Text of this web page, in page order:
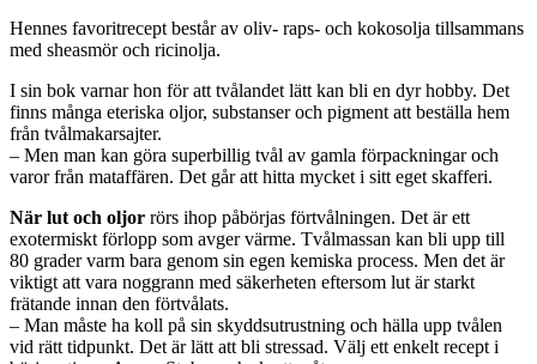
Hennes favoritrecept består av oliv- raps- och kokosolja tillsammans
med sheasmör och ricinolja.
I sin bok varnar hon för att tvålandet lätt kan bli en dyr hobby. Det
finns många eteriska oljor, substanser och pigment att beställa hem
från tvålmakarsajter.
– Men man kan göra superbillig tvål av gamla förpackningar och
varor från mataffären. Det går att hitta mycket i sitt eget skafferi.
När lut och oljor rörs ihop påbörjas förtvålningen. Det är ett
exotermiskt förlopp som avger värme. Tvålmassan kan bli upp till
80 grader varm bara genom sin egen kemiska process. Men det är
viktigt att vara noggrann med säkerheten eftersom lut är starkt
frätande innan den förtvålats.
– Man måste ha koll på sin skyddsutrustning och hälla upp tvålen
vid rätt tidpunkt. Det är lätt att bli stressad. Välj ett enkelt recept i